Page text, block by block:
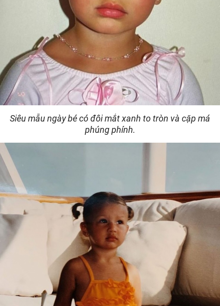
Siêu mẫu ngày bé có đôi mắt xanh to tròn và cặp má
phúng phính.